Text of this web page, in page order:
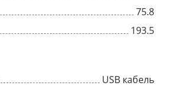
75.8
193.5
USB кабель